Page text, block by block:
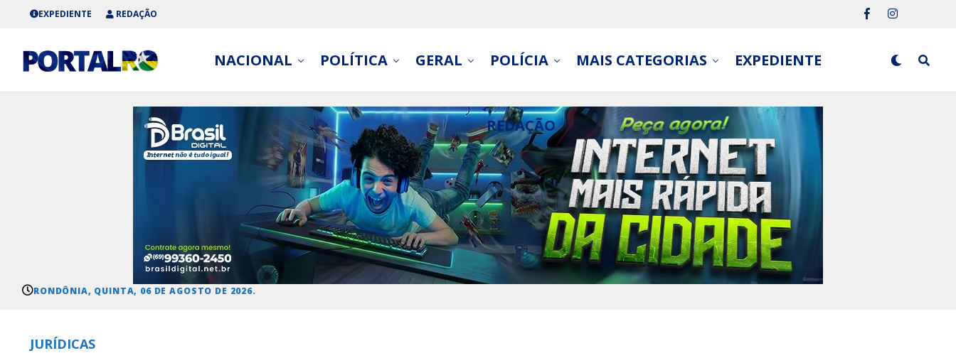
EXPEDIENTE REDAÇÃO
NACIONAL POLÍTICA GERAL POLÍCIA MAIS CATEGORIAS EXPEDIENTE
REDAÇÃO
RONDÔNIA, QUINTA, 06 DE AGOSTO DE 2026.
JURÍDICAS